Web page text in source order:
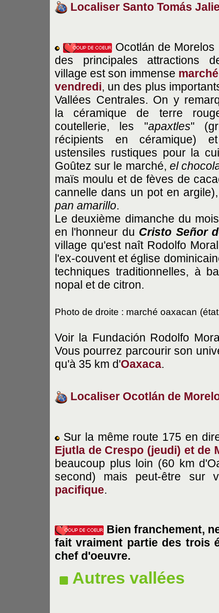
Localiser Santo Tomás
Ocotlán de Morelos
des principales attractions
village est son immense
vendredi, un des plus
Vallées Centrales. On y
la céramique de terre
coutellerie, les "apaxtles"
récipients en céramique)
ustensiles rustiques pour la
Goûtez sur le marché, el
maïs moulu et de fèves de
cannelle dans un pot en
pan amarillo.
Le deuxième dimanche du
en l'honneur du Cristo Señor
village qu'est naît Rodolfo
l'ex-couvent et église
techniques traditionnelles, à
nopal et de citron.
Photo de droite : marché oaxacan
Voir la Fundación Rodolfo
Vous pourrez parcourir son
qu'à 35 km d'Oaxaca.
Localiser Ocotlán de
Sur la même route 175 en
Ejutla de Crespo (jeudi) et de
beaucoup plus loin (60 km
second) mais peut-être
pacifique.
Bien franchement,
fait vraiment partie des trois
chef d'oeuvre.
Autres vallées